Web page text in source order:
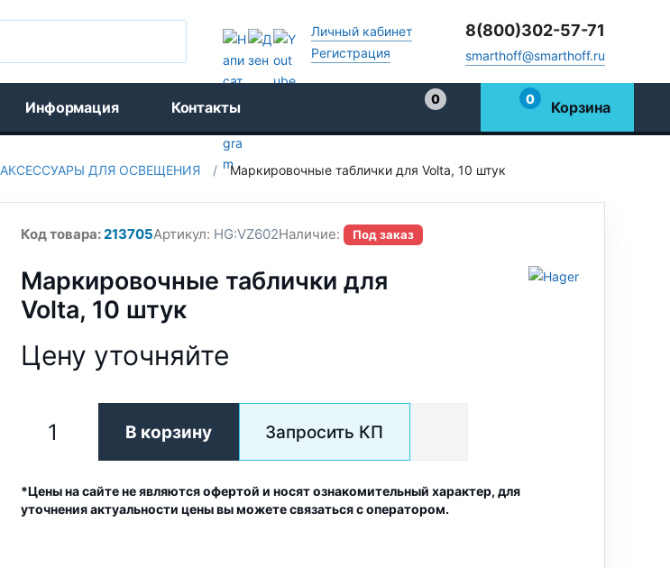
Личный кабинет
Регистрация
8(800)302-57-71
smarthoff@smarthoff.ru
Информация Контакты
0
0 Корзина
АКСЕССУАРЫ ДЛЯ ОСВЕЩЕНИЯ / Маркировочные таблички для Volta, 10 штук
Код товара:213705Артикул: HG:VZ602Наличие: Под заказ
Маркировочные таблички для
Volta, 10 штук
Цену уточняйте
В корзину Запросить КП
*Цены на сайте не являются офертой и носят ознакомительный характер, для
уточнения актуальности цены вы можете связаться с оператором.